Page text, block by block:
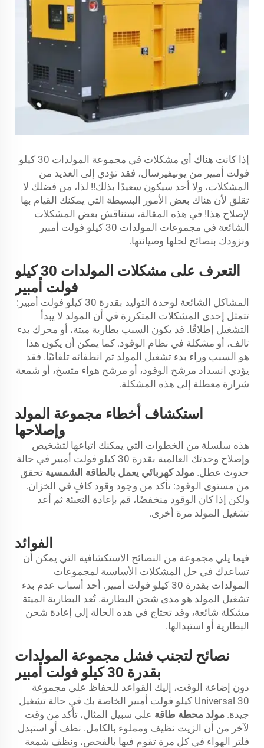
إذا كانت هناك أي مشكلات في مجموعة المولدات 30 كيلو
فولت أمبير من يونيفيرسال، فقد تؤدي إلى العديد من
المشكلات، ولا أحد سيكون سعيدًا بذلك!! لذا، من فضلك لا
تقلق لأن هناك بعض الأمور البسيطة التي يمكنك القيام بها
لإصلاح هذا! في هذه المقالة، سنناقش بعض المشكلات
الشائعة في مجموعات المولدات 30 كيلو فولت أمبير
ونزودك بنصائح لحلها وصيانتها.
التعرف على مشكلات المولدات 30 كيلو
فولت أمبير
المشاكل الشائعة لوحدة التوليد بقدرة 30 كيلو فولت أمبير:
تتمثل إحدى المشكلات المتكررة في أن المولد لا يبدأ
التشغيل إطلاقًا. قد يكون السبب بطارية ميتة، أو محرك بدء
تالف، أو مشكلة في نظام الوقود. كما يمكن أن يكون هذا
هو السبب وراء بدء تشغيل المولد ثم انطفائه تلقائيًا. فقد
يؤدي انسداد مرشح الوقود، أو مرشح هواء متسخ، أو شمعة
شرارة معطلة إلى هذه المشكلة.
استكشاف أخطاء مجموعة المولد
وإصلاحها
هذه سلسلة من الخطوات التي يمكنك اتباعها لتشخيص
وإصلاح وحدتك العالمية بقدرة 30 كيلو فولت أمبير في حالة
حدوث عطل. مولد كهربائي يعمل بالطاقة الشمسية تحقق
من مستوى الوقود: تأكد من وجود وقود كافٍ في الخزان.
ولكن إذا كان الوقود منخفضًا، قم بإعادة التعبئة ثم أعد
تشغيل المولد مرة أخرى.
الفوائد
فيما يلي مجموعة من النصائح الاستكشافية التي يمكن أن
تساعدك في حل المشكلات الأساسية لمجموعات
المولدات بقدرة 30 كيلو فولت أمبير. أحد أسباب عدم بدء
تشغيل المولد هو مدى شحن البطارية. تُعد البطارية الميتة
مشكلة شائعة، وقد تحتاج في هذه الحالة إلى إعادة شحن
البطارية أو استبدالها.
نصائح لتجنب فشل مجموعة المولدات
بقدرة 30 كيلو فولت أمبير
دون إضاعة الوقت، إليك القواعد للحفاظ على مجموعة
Universal 30 كيلو فولت أمبير الخاصة بك في حالة تشغيل
جيدة. مولد محطة طاقة على سبيل المثال، تأكد من وقت
لآخر من أن الزيت نظيف ومملوء بالكامل. نظف أو استبدل
فلتر الهواء في كل مرة تقوم فيها بالفحص، ونظف شمعة